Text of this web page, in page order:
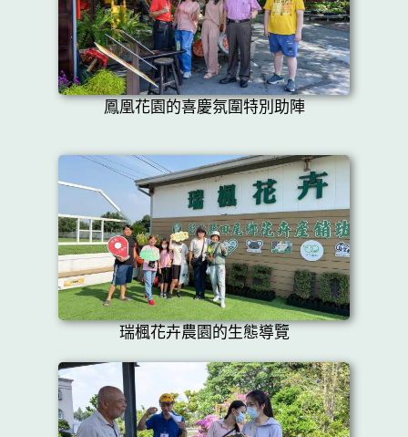
鳳凰花園的喜慶氛圍特別助陣
瑞楓花卉農園的生態導覽